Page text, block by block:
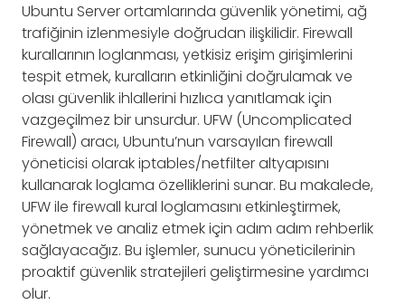
Ubuntu Server ortamlarında güvenlik yönetimi, ağ
trafiğinin izlenmesiyle doğrudan ilişkilidir. Firewall
kurallarının loglanması, yetkisiz erişim girişimlerini
tespit etmek, kuralların etkinliğini doğrulamak ve
olası güvenlik ihlallerini hızlıca yanıtlamak için
vazgeçilmez bir unsurdur. UFW (Uncomplicated
Firewall) aracı, Ubuntu’nun varsayılan firewall
yöneticisi olarak iptables/netfilter altyapısını
kullanarak loglama özelliklerini sunar. Bu makalede,
UFW ile firewall kural loglamasını etkinleştirmek,
yönetmek ve analiz etmek için adım adım rehberlik
sağlayacağız. Bu işlemler, sunucu yöneticilerinin
proaktif güvenlik stratejileri geliştirmesine yardımcı
olur.